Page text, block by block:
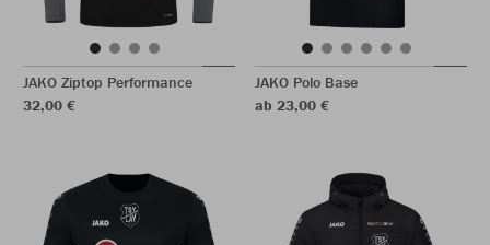
JAKO Ziptop Performance
32,00 €
JAKO Polo Base
ab 23,00 €